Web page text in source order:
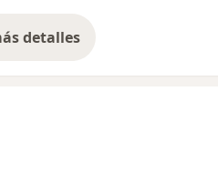
detalles
sobre la experiencia